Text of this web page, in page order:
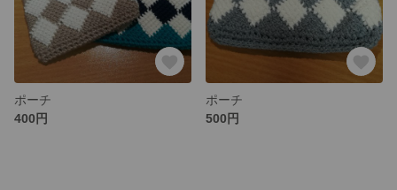
ポーチ
400円
ポーチ
500円